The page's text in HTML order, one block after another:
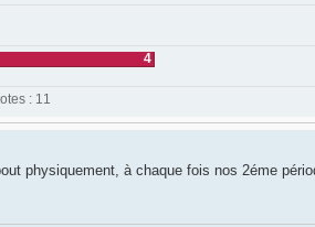
4
: 11
physiquement, à chaque fois nos 2éme